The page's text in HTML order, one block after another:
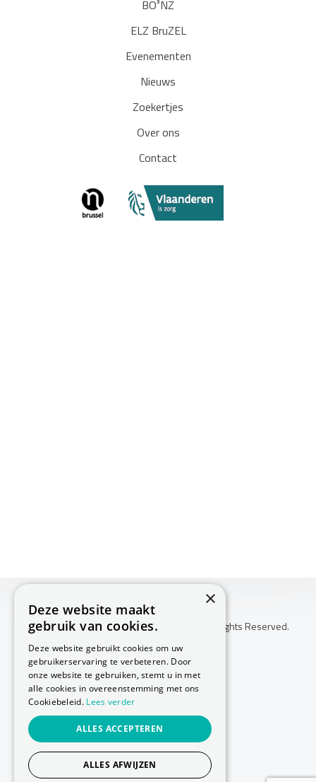
BO³NZ
ELZ BruZEL
Evenementen
Nieuws
Zoekertjes
Over ons
Contact
Copyright © 2026 Huis Voor Gezondheid. All Rights Reserved.
Klachtenprocedure
Annuleringsvoorwaarden
-
-
Privacy Policy
Cookie Policy
Website laten maken
×
Deze website maakt
gebruik van cookies.
Deze website gebruikt cookies om uw
gebruikerservaring te verbeteren. Door
onze website te gebruiken, stemt u in met
alle cookies in overeenstemming met ons
Cookiebeleid. Lees verder
ALLES ACCEPTEREN
ALLES AFWIJZEN